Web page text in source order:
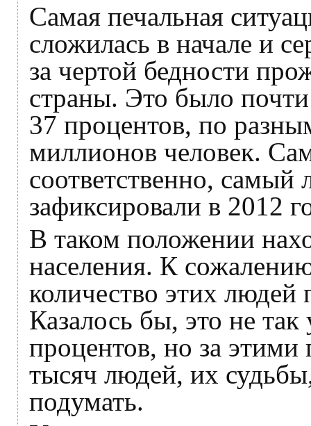
Самая печальная
сложилась в начале и
за чертой бедности
страны. Это было
37 процентов, по
миллионов человек.
соответственно,
зафиксировали в 2012
В таком положении
населения. К
количество этих
Казалось бы, это не
процентов, но за этими
тысяч людей, их
подумать.